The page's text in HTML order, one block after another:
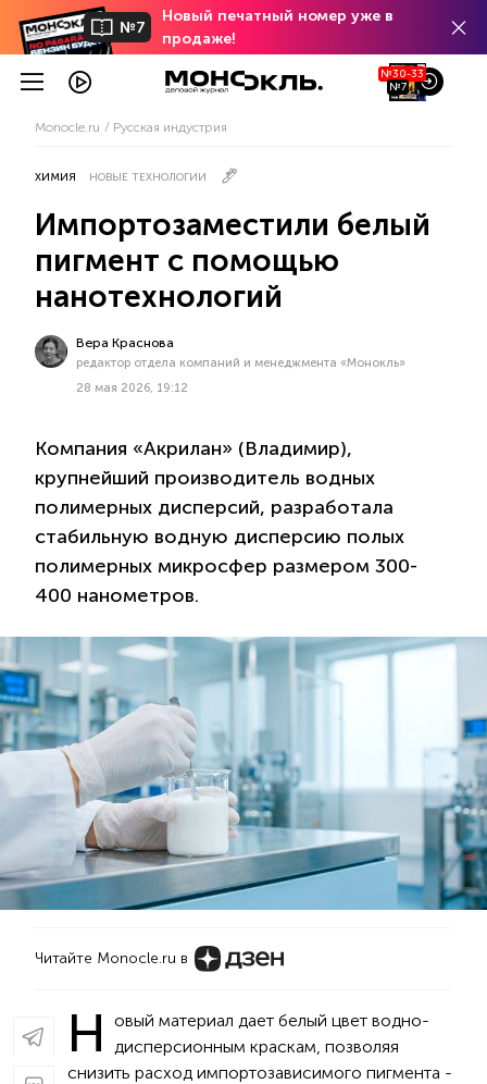
№7
Новый печатный номер уже в
продаже!
№30-33
№7
Monocle.ru Русская индустрия
ХИМИЯ НОВЫЕ ТЕХНОЛОГИИ
Импортозаместили белый
пигмент с помощью
нанотехнологий
Вера Краснова
редактор отдела компаний и менеджмента «Монокль»
28 мая 2026, 19:12
Компания «Акрилан» (Владимир),
крупнейший производитель водных
полимерных дисперсий, разработала
стабильную водную дисперсию полых
полимерных микросфер размером 300-
400 нанометров.
Читайте Monocle.ru в
Н
овый материал дает белый цвет водно-
дисперсионным краскам, позволяя
снизить расход импортозависимого пигмента -